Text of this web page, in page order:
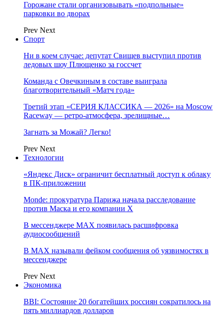
Горожане стали организовывать «подпольные»
парковки во дворах
Prev Next
Спорт
Ни в коем случае: депутат Свищев выступил против
ледовых шоу Плющенко за госсчет
Команда с Овечкиным в составе выиграла
благотворительный «Матч года»
Третий этап «СЕРИЯ КЛАССИКА — 2026» на Moscow
Raceway — ретро‑атмосфера, зрелищные…
Загнать за Можай? Легко!
Prev Next
Технологии
«Яндекс Диск» ограничит бесплатный доступ к облаку
в ПК-приложении
Monde: прокуратура Парижа начала расследование
против Маска и его компании X
В мессенджере MAX появилась расшифровка
аудиосообщений
В МAX называли фейком сообщения об уязвимостях в
мессенджере
Prev Next
Экономика
BBI: Состояние 20 богатейших россиян сократилось на
пять миллиардов долларов